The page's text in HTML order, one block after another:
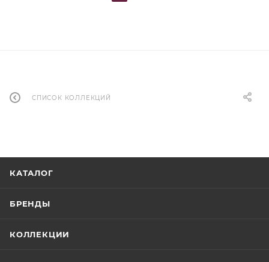
СПИСОК КОЛЛЕКЦИЙ
КАТАЛОГ
БРЕНДЫ
КОЛЛЕКЦИИ